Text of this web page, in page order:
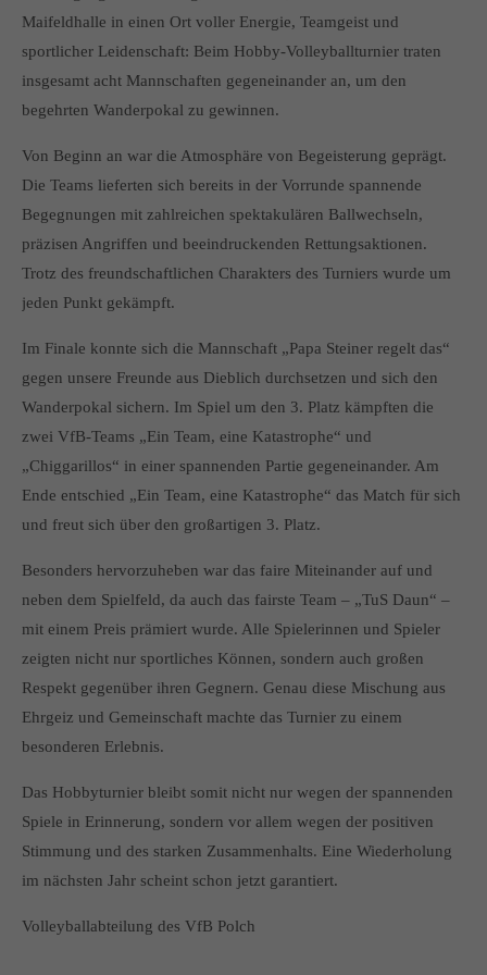
Lorem ipsum dolor sit amet, consectetuer adipiscing elit.
Aenean commodo ligula eget dolor. Aenean massa. Cum
nascetur ridiculus mus. Donec quam felis, ultricies nec.
Maifeldhalle in einen Ort voller Energie, Teamgeist und
sportlicher Leidenschaft: Beim Hobby-Volleyballturnier traten
insgesamt acht Mannschaften gegeneinander an, um den
begehrten Wanderpokal zu gewinnen.
Von Beginn an war die Atmosphäre von Begeisterung geprägt.
Die Teams lieferten sich bereits in der Vorrunde spannende
Begegnungen mit zahlreichen spektakulären Ballwechseln,
präzisen Angriffen und beeindruckenden Rettungsaktionen.
Trotz des freundschaftlichen Charakters des Turniers wurde um
jeden Punkt gekämpft.
Im Finale konnte sich die Mannschaft „Papa Steiner regelt das“
gegen unsere Freunde aus Dieblich durchsetzen und sich den
Wanderpokal sichern. Im Spiel um den 3. Platz kämpften die
zwei VfB-Teams „Ein Team, eine Katastrophe“ und
„Chiggarillos“ in einer spannenden Partie gegeneinander. Am
Ende entschied „Ein Team, eine Katastrophe“ das Match für sich
und freut sich über den großartigen 3. Platz.
Besonders hervorzuheben war das faire Miteinander auf und
neben dem Spielfeld, da auch das fairste Team – „TuS Daun“ –
mit einem Preis prämiert wurde. Alle Spielerinnen und Spieler
zeigten nicht nur sportliches Können, sondern auch großen
Respekt gegenüber ihren Gegnern. Genau diese Mischung aus
Ehrgeiz und Gemeinschaft machte das Turnier zu einem
besonderen Erlebnis.
Das Hobbyturnier bleibt somit nicht nur wegen der spannenden
Spiele in Erinnerung, sondern vor allem wegen der positiven
Stimmung und des starken Zusammenhalts. Eine Wiederholung
im nächsten Jahr scheint schon jetzt garantiert.
Volleyballabteilung des VfB Polch